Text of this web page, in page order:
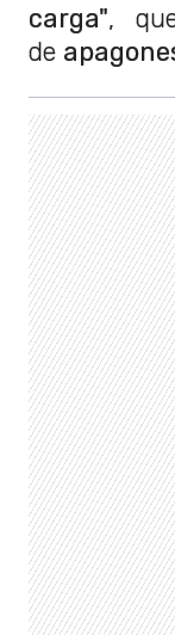
carga",
de